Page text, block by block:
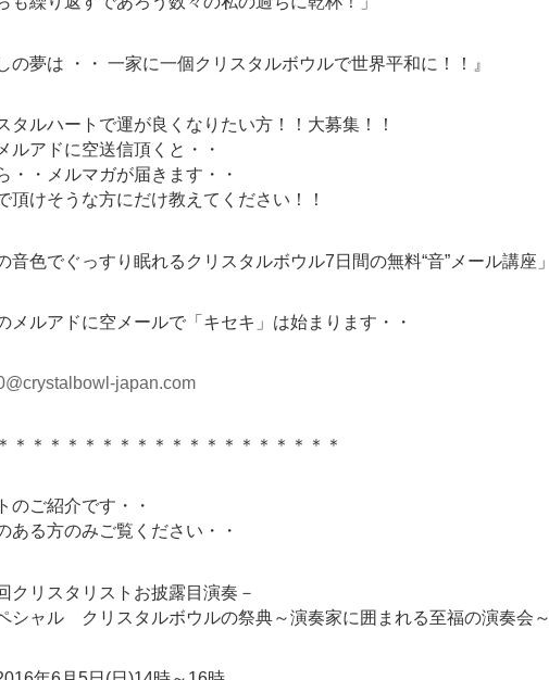
の夢は ・・ 一家に一個クリスタルボウルで世界平和に！！』
タルハートで運が良くなりたい方！！大募集！！
ルアドに空送信頂くと・・
・・メルマガが届きます・・
頂けそうな方にだけ教えてください！！
音色でぐっすり眠れるクリスタルボウル7日間の無料“音”メール講座」
メルアドに空メールで「キセキ」は始まります・・
japan.com
＊＊＊＊＊＊＊＊＊＊＊＊＊＊＊＊＊＊＊
のご紹介です・・
ある方のみご覧ください・・
クリスタリストお披露目演奏－
シャル クリスタルボウルの祭典～演奏家に囲まれる至福の演奏会～